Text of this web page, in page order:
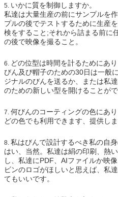
5. いかに質を制御しますか。
私達は大量生産の前にサンプルを
プルの後でテストするために生産
検をすること;それから詰まる前に
の後で映像を撮ること。
6. どの位型は時間を計るためにあり
びん及び帽子のための30日は一般
ジナルのびんを送るか、または私
のための新しい型を開けることが
7. 何びんのコーティングの色にあり
どの色でも利用できます、提供し
8. 私はびんで設計するべき私の自
はい、当然。私達は絹の印刷、熱
し、私達にPDF、AIファイルか映
ビンのロゴがほしいと思えば、私
てもいいです。